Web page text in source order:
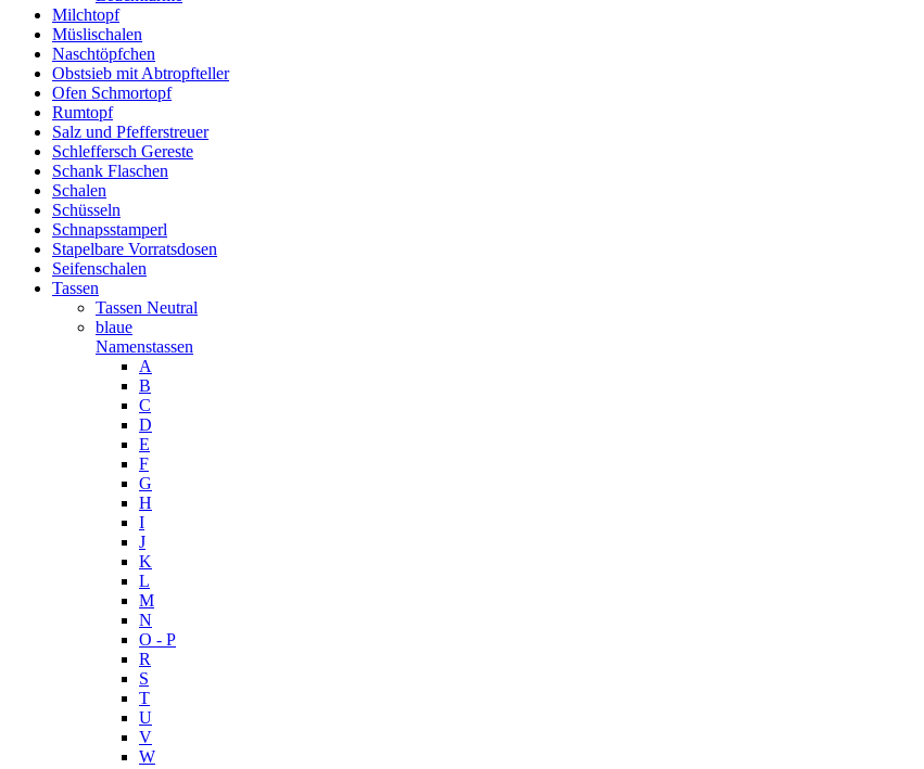
Milchtopf
Müslischalen
Naschtöpfchen
Obstsieb mit Abtropfteller
Ofen Schmortopf
Rumtopf
Salz und Pfefferstreuer
Schleffersch Gereste
Schank Flaschen
Schalen
Schüsseln
Schnapsstamperl
Stapelbare Vorratsdosen
Seifenschalen
Tassen
Tassen Neutral
blaue
Namenstassen
A
B
C
D
E
F
G
H
I
J
K
L
M
N
O - P
R
S
T
U
V
W